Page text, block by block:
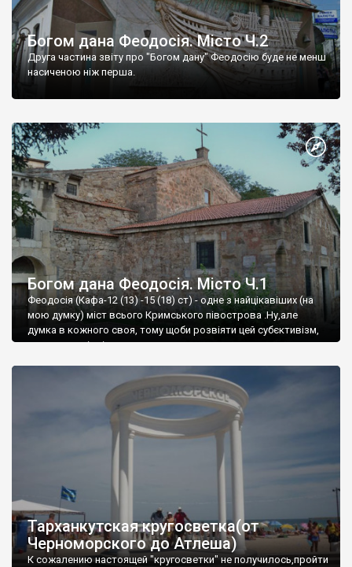
Богом дана Феодосія. Місто Ч.2
Друга частина звіту про "Богом дану" Феодосію буде не менш
насиченою ніж перша.
Богом дана Феодосія. Місто Ч.1
Феодосія (Кафа-12 (13) -15 (18) ст) - одне з найцікавіших (на
мою думку) міст всього Кримського півострова .Ну,але
думка в кожного своя, тому щоби розвіяти цей субєктивізм,
запрошую відвідати це
Тарханкутская кругосветка(от
Черноморского до Атлеша)
К сожалению настоящей "кругосветки" не получилось,пройти